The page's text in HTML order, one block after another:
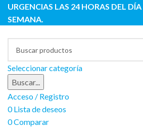
URGENCIAS LAS 24 HORAS DEL
SEMANA.
Seleccionar categoría
Buscar...
Acceso / Registro
0Lista de deseos
0Comparar